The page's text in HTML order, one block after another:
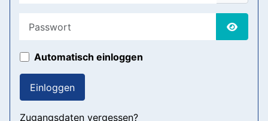
Automatisch einloggen
Einloggen
Zugangsdaten vergessen?